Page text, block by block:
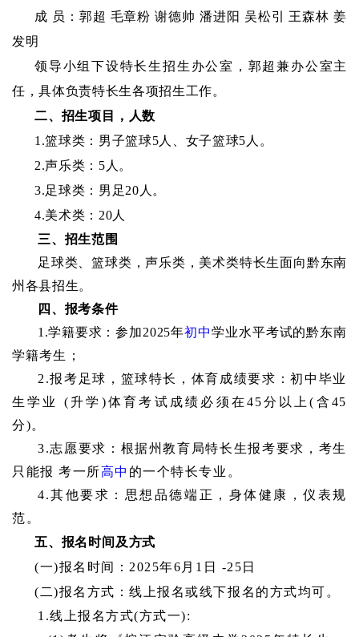
成 员：郭超 毛章粉 谢德帅 潘进阳 吴松引 王森林姜
发明
领导小组下设特长生招生办公室，郭超兼办公室主
任，具体负责特长生各项招生工作。
二、招生项目，人数
1.篮球类：男子篮球5人、女子篮球5人。
2.声乐类：5人。
3.足球类：男足20人。
4.美术类：20人
三、招生范围
足球类、篮球类，声乐类，美术类特长生面向黔东南
州各县招生。
四、报考条件
1.学籍要求：参加2025年初中学业水平考试的黔东南
学籍考生；
2.报考足球，篮球特长，体育成绩要求：初中毕业
生学业 (升学)体育考试成绩必须在45分以上(含45
分)。
3.志愿要求：根据州教育局特长生报考要求，考生
只能报 考一所高中 的一个特长专业。
4.其他要求：思想品德端正，身体健康，仪表规
范。
五、报名时间及方式
(一)报名时间：2025年6月1日 -25日
(二)报名方式：线上报名或线下报名的方式均可。
1.线上报名方式(方式一):